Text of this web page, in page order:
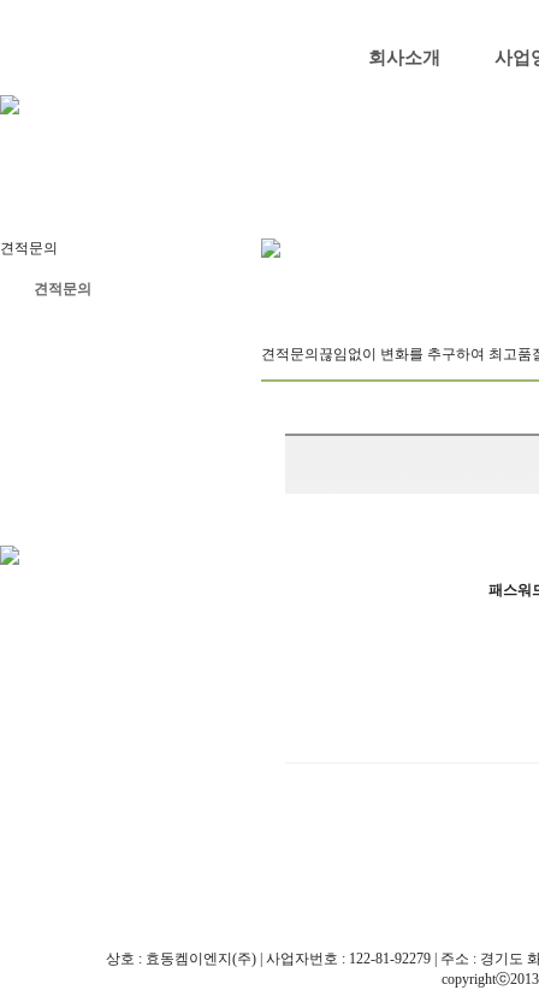
회사소개 사업
견적문의
견적문의
견적문의 끊임없이 변화를 추구하여 최고
패스워
상호 : 효동켐이엔지(주) | 사업자번호 : 122-81-92279 | 주소 : 경기도